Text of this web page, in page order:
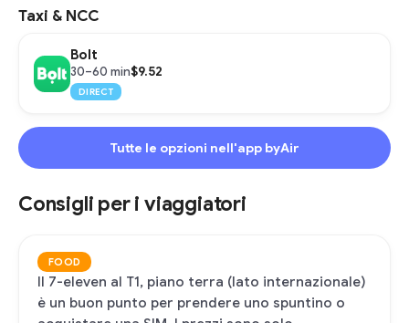
Taxi & NCC
Bolt
30–60 min$9.52
DIRECT
Tutte le opzioni nell'app byAir
Consigli per i viaggiatori
FOOD
Il 7-eleven al T1, piano terra (lato internazionale)
è un buon punto per prendere uno spuntino o